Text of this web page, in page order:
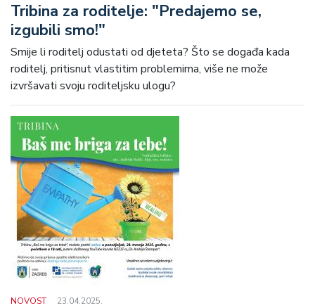
Tribina za roditelje: "Predajemo se,
izgubili smo!"
Smije li roditelj odustati od djeteta? Što se događa kada
roditelj, pritisnut vlastitim problemima, više ne može
izvršavati svoju roditeljsku ulogu?
NOVOST 23.04.2025.